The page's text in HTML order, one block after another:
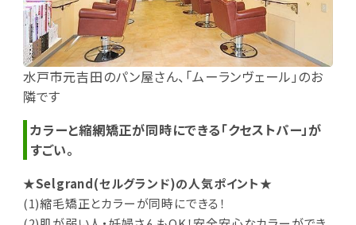
水戸市元吉田のパン屋さん、「ムーランヴェール」のお
隣です
カラーと縮網矯正が同時にできる「クセストパー」が
すごい。
★Selgrand(セルグランド)の人気ポイント★
(1)縮毛矯正とカラーが同時にできる！